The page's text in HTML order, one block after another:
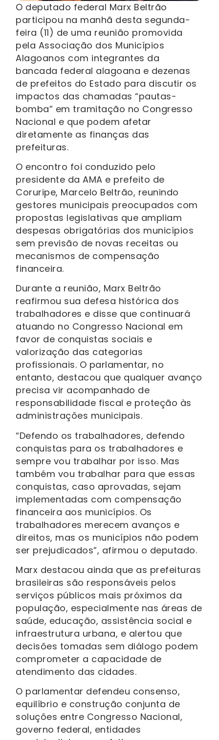
O deputado federal Marx Beltrão
participou na manhã desta segunda-
feira (11) de uma reunião promovida
pela Associação dos Municípios
Alagoanos com integrantes da
bancada federal alagoana e dezenas
de prefeitos do Estado para discutir os
impactos das chamadas “pautas-
bomba” em tramitação no Congresso
Nacional e que podem afetar
diretamente as finanças das
prefeituras.
O encontro foi conduzido pelo
presidente da AMA e prefeito de
Coruripe, Marcelo Beltrão, reunindo
gestores municipais preocupados com
propostas legislativas que ampliam
despesas obrigatórias dos municípios
sem previsão de novas receitas ou
mecanismos de compensação
financeira.
Durante a reunião, Marx Beltrão
reafirmou sua defesa histórica dos
trabalhadores e disse que continuará
atuando no Congresso Nacional em
favor de conquistas sociais e
valorização das categorias
profissionais. O parlamentar, no
entanto, destacou que qualquer avanço
precisa vir acompanhado de
responsabilidade fiscal e proteção às
administrações municipais.
“Defendo os trabalhadores, defendo
conquistas para os trabalhadores e
sempre vou trabalhar por isso. Mas
também vou trabalhar para que essas
conquistas, caso aprovadas, sejam
implementadas com compensação
financeira aos municípios. Os
trabalhadores merecem avanços e
direitos, mas os municípios não podem
ser prejudicados”, afirmou o deputado.
Marx destacou ainda que as prefeituras
brasileiras são responsáveis pelos
serviços públicos mais próximos da
população, especialmente nas áreas de
saúde, educação, assistência social e
infraestrutura urbana, e alertou que
decisões tomadas sem diálogo podem
comprometer a capacidade de
atendimento das cidades.
O parlamentar defendeu consenso,
equilíbrio e construção conjunta de
soluções entre Congresso Nacional,
governo federal, entidades